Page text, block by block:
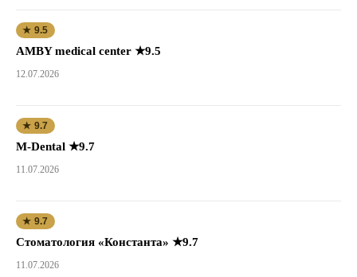
★ 9.5
AMBY medical center ★9.5
12.07.2026
★ 9.7
M-Dental ★9.7
11.07.2026
★ 9.7
Стоматология «Константа» ★9.7
11.07.2026